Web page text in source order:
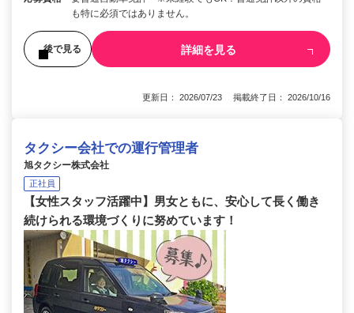
も特に必須ではありません。
後で見る 詳細を見る
更新日： 2026/07/23 掲載終了日： 2026/10/16
タクシー会社での運行管理者
旭タクシー株式会社
正社員
【女性スタッフ活躍中】男女ともに、安心して長く働き
続けられる環境づくりに努めています！